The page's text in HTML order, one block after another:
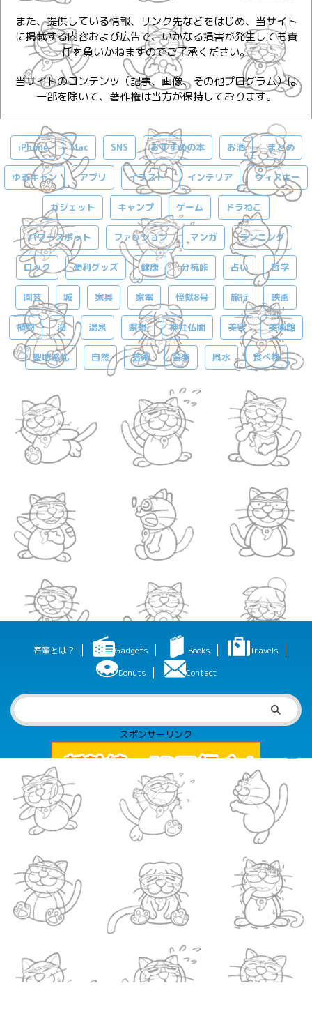
また、提供している情報、リンク先などをはじめ、当サイト
に掲載する内容および広告で、いかなる損害が発生しても責
任を負いかねますのでご了承ください。
当サイトのコンテンツ（記事、画像、その他プログラム）は
一部を除いて、著作権は当方が保持しております。
iPhone Mac SNS おすすめの本 お酒 まとめ
ゆるキャン アプリ イラスト インテリア ウィスキー
ガジェット キャンプ ゲーム ドラねこ
パワースポット ファッション マンガ ランニング
ロック 便利グッズ 健康 分杭峠 占い 哲学
園芸 城 家具 家電 怪獣8号 旅行 映画
植物 海 温泉 瞑想 神社仏閣 美容 美術館
聖地巡礼 自然 芸術 音楽 風水 食べ物
吾輩とは？ Gadgets Books
Travels
Donuts
Contact
スポンサーリンク
吾輩はトラである
© 2026 ドラねこ